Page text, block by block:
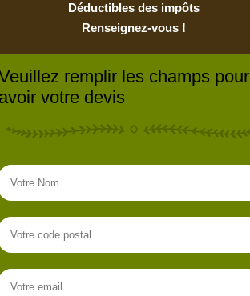
Déductibles des impôts
Renseignez-vous !
remplir les champs pour
votre devis